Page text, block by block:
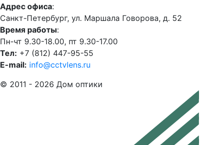
Адрес офиса:
Санкт-Петербург, ул. Маршала Говорова, д. 52
Время работы:
Пн-чт 9.30-18.00, пт 9.30-17.00
Тел: +7 (812) 447-95-55
E-mail: info@cctvlens.ru
© 2011 - 2026 Дом оптики